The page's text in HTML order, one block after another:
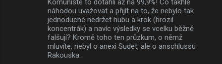
náhodou uvažovat a přijít na to, že nebylo tak
jednoduché nedržet hubu a krok (hrozil
koncentrák) a navíc výsledky se vcelku běžně
falšují? Kromě toho ten průzkum, o němž
mluvíte, nebyl o anexi Sudet, ale o anschlussu
Rakouska.